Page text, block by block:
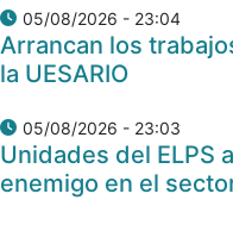
05/08/2026 - 23:04
Arrancan los
la UESARIO
05/08/2026 - 23:03
Unidades del ELPS
enemigo en el